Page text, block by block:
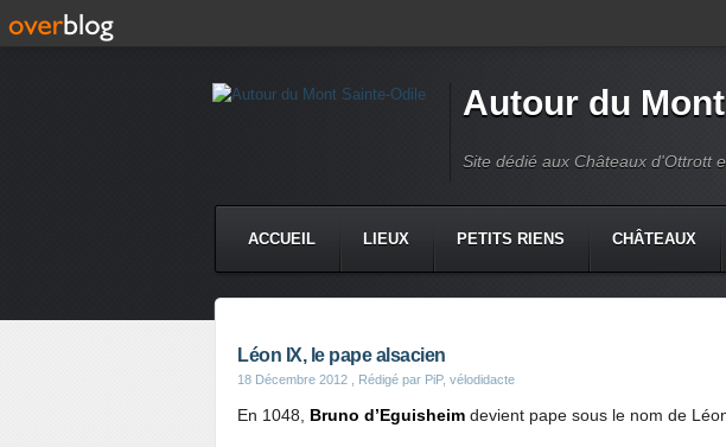
Autour du
Site dédié aux Châteaux d'Ottrott
ACCUEIL LIEUX PETITS RIENS CHÂTEAUX
Léon IX, le pape alsacien
18 Décembre 2012 , Rédigé par PiP, vélodidacte
En 1048, Bruno d’Eguisheim devient pape sous le nom de